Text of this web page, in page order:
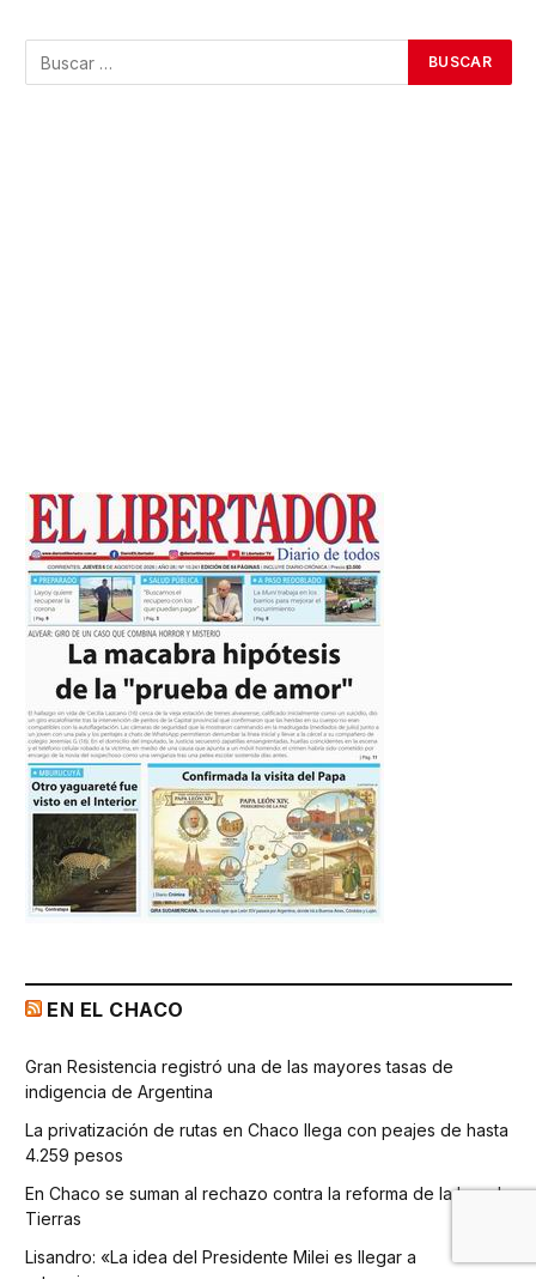
EN EL CHACO
Gran Resistencia registró una de las mayores tasas de
indigencia de Argentina
La privatización de rutas en Chaco llega con peajes de hasta
4.259 pesos
En Chaco se suman al rechazo contra la reforma de la Ley de
Tierras
Lisandro: «La idea del Presidente Milei es llegar a